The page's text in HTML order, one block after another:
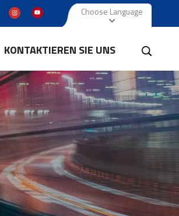
Choose Language
KONTAKTIEREN SIE UNS